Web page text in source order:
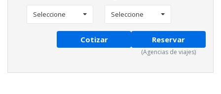
Seleccione Seleccione
Cotizar Reservar
(Agencias de viajes)